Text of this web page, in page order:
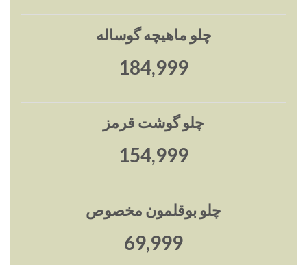
چلو ماهیچه گوساله
185,000
چلو گوشت قرمز
155,000
چلو بوقلمون مخصوص
70,000